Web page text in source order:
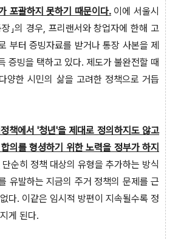
포괄하지 못하기 때문이다.이에 서울시
장」의 경우, 프리랜서와 창업자에 한해 고
부터 증빙자료를 받거나 통장 사본을 제
증빙을 택하고 있다. 제도가 불완전할 때
양한 시민의 삶을 고려한 정책으로 거듭
책에서 '청년'을 제대로 정의하지도 않고
의를 형셩하기 위한 노력을 정부가 하지
단순히 정책 대상의 유형을 추가하는 방식
유발하는 지금의 주거 정책의 문제를 근
다. 이같은 임시적 방편이 지속될수록 정
게 된다.